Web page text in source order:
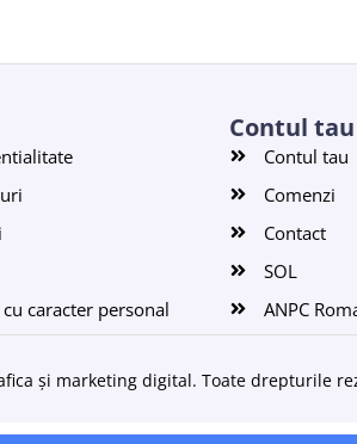
caracter personal
Contul tau
Contul tau
Comenzi
Contact
SOL
ANPC
și marketing digital. Toate drepturile